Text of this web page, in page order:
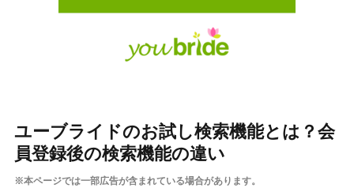
ユーブライドのお試し検索機能とは？会
員登録後の検索機能の違い
※本ページでは一部広告が含まれている場合があります。